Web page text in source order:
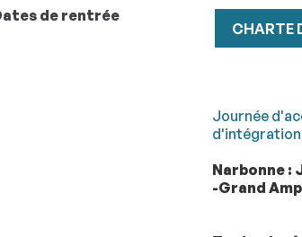
de rentrée
CHARTE
Journée
d'intégration
Narbonne :
-Grand